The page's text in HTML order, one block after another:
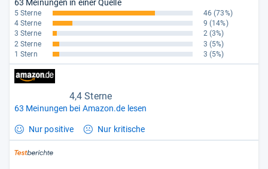
63 Meinungen in einer Quelle
5 Sterne 46 (73%)
4 Sterne
9 (14%)
3 Sterne
2 (3%)
2 Sterne
3 (5%)
1 Stern
3 (5%)
4,4 Sterne
63 Meinungen bei Amazon.de lesen
Nur positive Nur kritische